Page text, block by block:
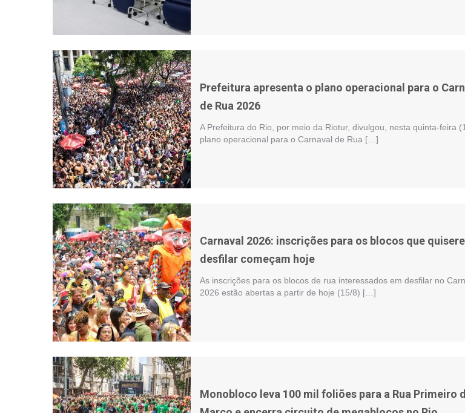
Prefeitura apresenta o plano operacional para o
de Rua 2026
A Prefeitura do Rio, por meio da Riotur, divulgou, nesta quinta-feira
plano operacional para o Carnaval de Rua […]
Carnaval 2026: inscrições para os blocos que
desfilar começam hoje
As inscrições para os blocos de rua interessados em desfilar no
2026 estão abertas a partir de hoje (15/8) […]
Monobloco leva 100 mil foliões para a Rua Primeiro